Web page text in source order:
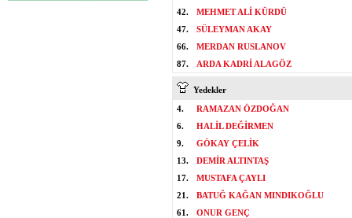
42.
MEHMET ALİ KÜRDÜ
47.
SÜLEYMAN AKAY
66.
MERDAN RUSLANOV
87.
ARDA KADRİ ALAGÖZ
Yedekler
4.
RAMAZAN ÖZDOĞAN
6.
HALİL DEĞİRMEN
9.
GÖKAY ÇELİK
13.
DEMİR ALTINTAŞ
17.
MUSTAFA ÇAYLI
21.
BATUĞ KAĞAN MINDIKOĞLU
61.
ONUR GENÇ